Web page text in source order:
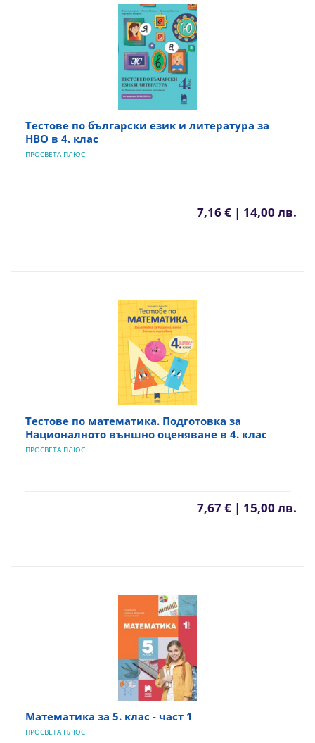
Тестове по български език и литература за
НВО в 4. клас
ПРОСВЕТА ПЛЮС
7,16 € | 14,00 лв.
Тестове по математика. Подготовка за
Националното външно оценяване в 4. клас
ПРОСВЕТА ПЛЮС
7,67 € | 15,00 лв.
Математика за 5. клас - част 1
ПРОСВЕТА ПЛЮС